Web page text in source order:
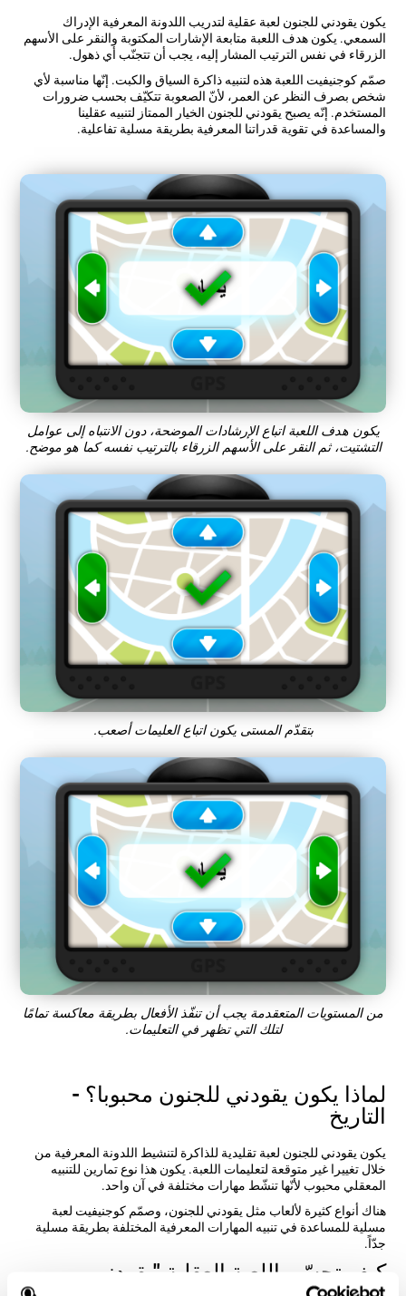
يكون يقودني للجنون لعبة عقلية لتدريب اللدونة المعرفية الإدراك
السمعي. يكون هدف اللعبة متابعة الإشارات المكتوبة والنقر على الأسهم
الزرقاء في نفس الترتيب المشار إليه، يجب أن تتجنّب أي ذهول.
صمّم كوجنيفيت اللعبة هذه لتنبيه ذاكرة السياق والكبت. إنّها مناسبة لأي
شخص بصرف النظر عن العمر، لأنّ الصعوبة تتكيّف بحسب ضرورات
المستخدم. إنّه يصبح يقودني للجنون الخيار الممتاز لتنبيه عقلينا
والمساعدة في تقوية قدراتنا المعرفية بطريقة مسلية تفاعلية.
يكون هدف اللعبة اتباع الإرشادات الموضحة، دون الانتباه إلى عوامل
التشتيت، ثم النقر على الأسهم الزرقاء بالترتيب نفسه كما هو موضح.
بتقدّم المستى يكون اتباع العليمات أصعب.
من المستويات المتعقدمة يجب أن تنفّذ الأفعال بطريقة معاكسة تمامًا
لتلك التي تظهر في التعليمات.
لماذا يكون يقودني للجنون محبوبا؟ -
التاريخ
يكون يقودني للجنون لعبة تقليدية للذاكرة لتنشيط اللدونة المعرفية من
خلال تغييرا غير متوقعة لتعليمات اللعبة. يكون هذا نوع تمارين للتنبيه
المعقلي محبوب لأنّها تنشّط مهارات مختلفة في آن واحد.
هناك أنواع كثيرة لألعاب مثل يقودني للجنون، وصمّم كوجنيفيت لعبة
مسلية للمساعدة في تنبيه المهارات المعرفية المختلفة بطريقة مسلية
جدّاً.
كيف تحسّن اللعبة العقلية "يقودني